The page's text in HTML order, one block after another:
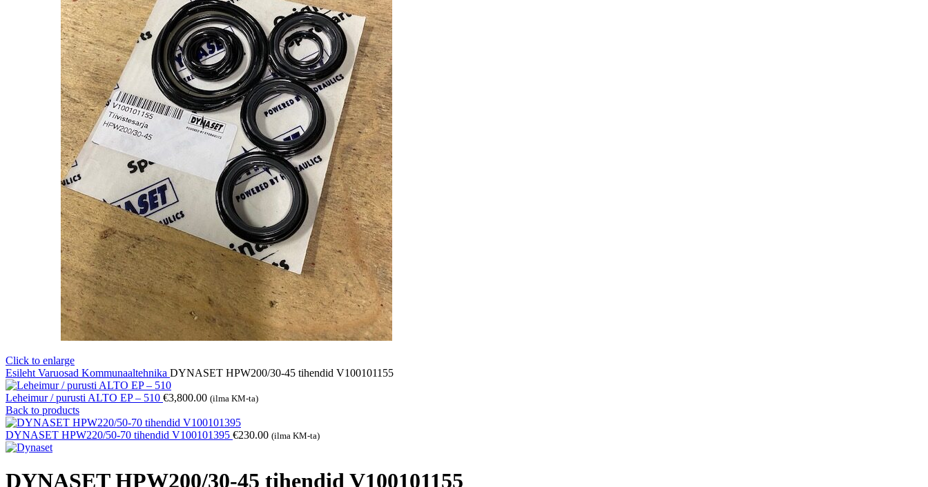
Click to enlarge
Esileht Varuosad Kommunaaltehnika DYNASET HPW200/30-45 tihendid V100101155
Leheimur / purusti ALTO EP – 510 €3,800.00 (ilma KM-ta)
Back to products
DYNASET HPW220/50-70 tihendid V100101395 €230.00 (ilma KM-ta)
DYNASET HPW200/30-45 tihendid V100101155